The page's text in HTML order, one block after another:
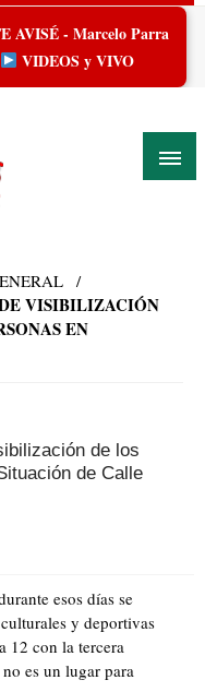
AVISÉ - Marcelo Parra
VIDEOS y VIVO
VISIBILIZACIÓN
EN
de los
de Calle
esos días se
y deportivas
12 con la tercera
es un lugar para